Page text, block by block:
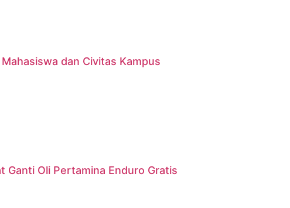
dan Civitas Kampus
Ganti Oli Pertamina Enduro Gratis